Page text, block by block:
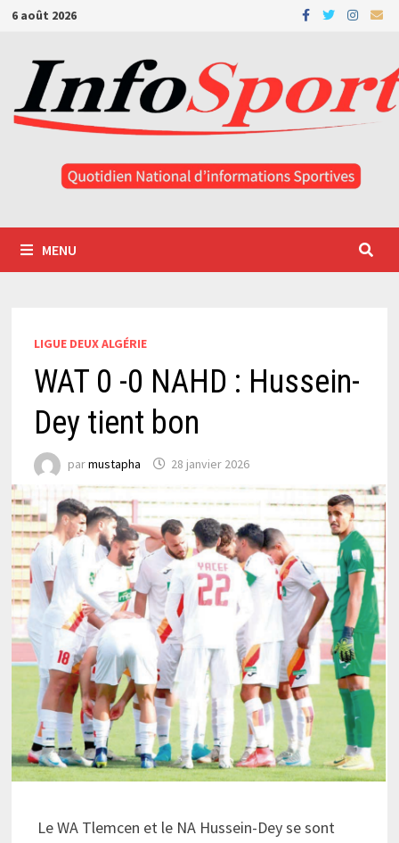
Passer
contenu
6 août 2026
MENU
LIGUE DEUX ALGÉRIE
WAT 0 -0 NAHD : Hussein-
Dey tient bon
parmustapha 28 janvier 2026
Le WA Tlemcen et le NA Hussein-Dey se sont